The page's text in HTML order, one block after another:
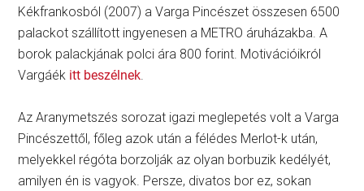
Kékfrankosból (2007) a Varga Pincészet összesen 6500
palackot szállított ingyenesen a METRO áruházakba. A
borok palackjának polci ára 800 forint. Motivációikról
Vargáék itt beszélnek.
Az Aranymetszés sorozat igazi meglepetés volt a Varga
Pincészettől, főleg azok után a félédes Merlot-k után,
melyekkel régóta borzolják az olyan borbuzik kedélyét,
amilyen én is vagyok. Persze, divatos bor ez, sokan